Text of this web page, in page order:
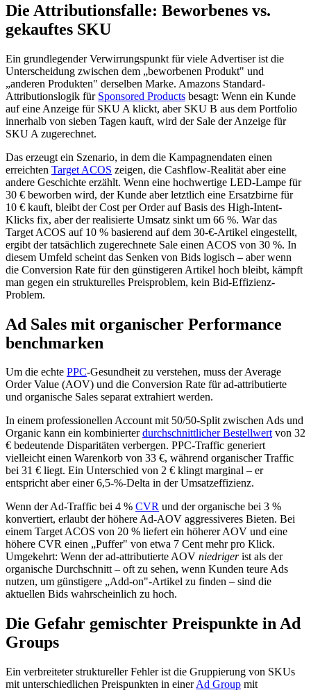
Die Attributionsfalle: Beworbenes vs.
gekauftes SKU
Ein grundlegender Verwirrungspunkt für viele Advertiser ist die
Unterscheidung zwischen dem „beworbenen Produkt" und
„anderen Produkten" derselben Marke. Amazons Standard-
Attributionslogik für Sponsored Products besagt: Wenn ein Kunde
auf eine Anzeige für SKU A klickt, aber SKU B aus dem Portfolio
innerhalb von sieben Tagen kauft, wird der Sale der Anzeige für
SKU A zugerechnet.
Das erzeugt ein Szenario, in dem die Kampagnendaten einen
erreichten Target ACOS zeigen, die Cashflow-Realität aber eine
andere Geschichte erzählt. Wenn eine hochwertige LED-Lampe für
30 € beworben wird, der Kunde aber letztlich eine Ersatzbirne für
10 € kauft, bleibt der Cost per Order auf Basis des High-Intent-
Klicks fix, aber der realisierte Umsatz sinkt um 66 %. War das
Target ACOS auf 10 % basierend auf dem 30-€-Artikel eingestellt,
ergibt der tatsächlich zugerechnete Sale einen ACOS von 30 %. In
diesem Umfeld scheint das Senken von Bids logisch – aber wenn
die Conversion Rate für den günstigeren Artikel hoch bleibt, kämpft
man gegen ein strukturelles Preisproblem, kein Bid-Effizienz-
Problem.
Ad Sales mit organischer Performance
benchmarken
Um die echte PPC-Gesundheit zu verstehen, muss der Average
Order Value (AOV) und die Conversion Rate für ad-attributierte
und organische Sales separat extrahiert werden.
In einem professionellen Account mit 50/50-Split zwischen Ads und
Organic kann ein kombinierterdurchschnittlicher Bestellwertvon 32
€ bedeutende Disparitäten verbergen. PPC-Traffic generiert
vielleicht einen Warenkorb von 33 €, während organischer Traffic
bei 31 € liegt. Ein Unterschied von 2 € klingt marginal – er
entspricht aber einer 6,5-%-Delta in der Umsatzeffizienz.
Wenn der Ad-Traffic bei 4 % CVR und der organische bei 3 %
konvertiert, erlaubt der höhere Ad-AOV aggressiveres Bieten. Bei
einem Target ACOS von 20 % liefert ein höherer AOV und eine
höhere CVR einen „Puffer" von etwa 7 Cent mehr pro Klick.
Umgekehrt: Wenn der ad-attributierte AOV niedrigerist als der
organische Durchschnitt – oft zu sehen, wenn Kunden teure Ads
nutzen, um günstigere „Add-on"-Artikel zu finden – sind die
aktuellen Bids wahrscheinlich zu hoch.
Die Gefahr gemischter Preispunkte in Ad
Groups
Ein verbreiteter struktureller Fehler ist die Gruppierung von SKUs
mit unterschiedlichen Preispunkten in einerAd Group mit